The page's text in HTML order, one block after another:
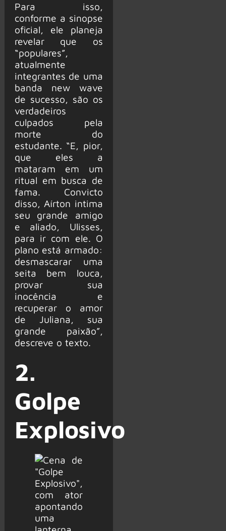
Para isso,
conforme a sinopse
oficial, ele planeja
revelar que os
“populares”,
atualmente
integrantes de uma
banda new wave
de sucesso, são os
verdadeiros
culpados pela
morte do
estudante. “E, pior,
que eles a
mataram em um
ritual em busca de
fama. Convicto
disso, Aírton intima
seu grande amigo
e aliado, Ulisses,
para ir com ele. O
plano está armado:
desmascarar uma
seita bem louca,
provar sua
inocência e
recuperar o amor
de Juliana, sua
grande paixão”,
descreve o texto.
2.
Golpe
Explosivo